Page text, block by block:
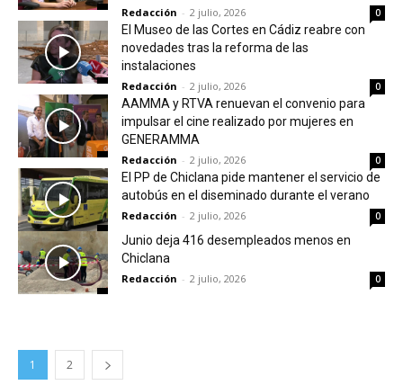
Redacción - 2 julio, 2026 0
El Museo de las Cortes en Cádiz reabre con
novedades tras la reforma de las
instalaciones
Redacción - 2 julio, 2026 0
AAMMA y RTVA renuevan el convenio para
impulsar el cine realizado por mujeres en
GENERAMMA
Redacción - 2 julio, 2026 0
El PP de Chiclana pide mantener el servicio de
autobús en el diseminado durante el verano
Redacción - 2 julio, 2026 0
Junio deja 416 desempleados menos en
Chiclana
Redacción - 2 julio, 2026 0
1 2